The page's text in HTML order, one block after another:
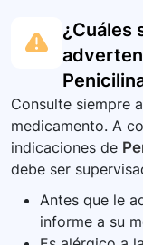
¿Cuáles
Consulte siempre
medicamento. A
indicaciones de
debe ser
Antes que le
informe a su